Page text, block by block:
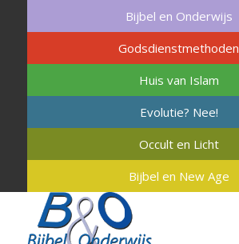
Bijbel en Onderwijs
Godsdienstmethoden
Huis van Islam
Evolutie? Nee!
Occult en Licht
Bijbel en New Age